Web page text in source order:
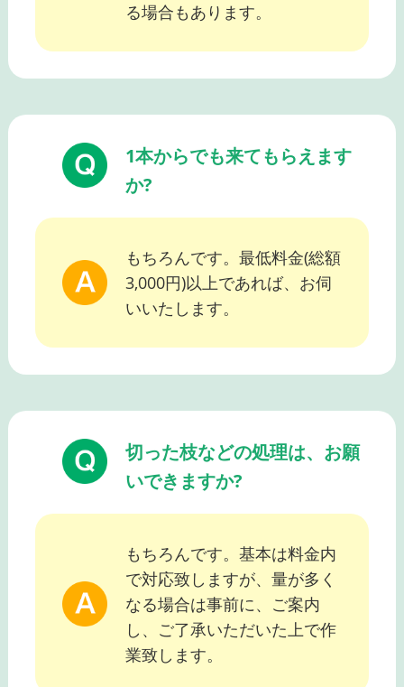
る場合もあります。
1本からでも来てもらえます
か?
もちろんです。最低料金(総額
3,000円)以上であれば、お伺
いいたします。
切った枝などの処理は、お願
いできますか?
もちろんです。基本は料金内
で対応致しますが、量が多く
なる場合は事前に、ご案内
し、ご了承いただいた上で作
業致します。